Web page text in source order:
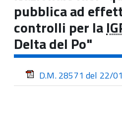
pubblica ad
controlli per la
Delta del Po"
D.M. 28571 del 22/